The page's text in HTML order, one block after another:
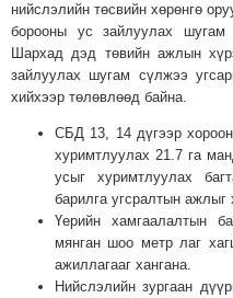
ХАВРЫН
ЧУУЛГАНЫ
ЭРГЭН
ТОЙРОНД
"ОУВС"-
ТОЙРОНД
ТАЙМ"ЫН
нийслэлийн төсвийн хөрөнгө
борооны ус зайлуулах
Шархад дэд төвийн ажлын
зайлуулах шугам сүлжээ
хийхээр төлөвлөөд байна.
СБД 13, 14 дүгээр
хуримтлуулах 21.7 га
усыг хуримтлуулах
барилга угсралтын ажлыг
Үерийн хамгаалалтын
мянган шоо метр лаг
ажиллагааг хангана.
Нийслэлийн зургаан